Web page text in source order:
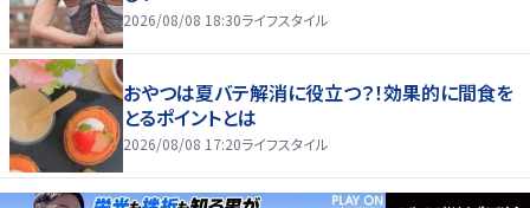
2026/08/08 18:30ライフスタイル
おやつは夏バテ解消に役立つ？！効果的に間食を
とるポイントとは
2026/08/08 17:20ライフスタイル